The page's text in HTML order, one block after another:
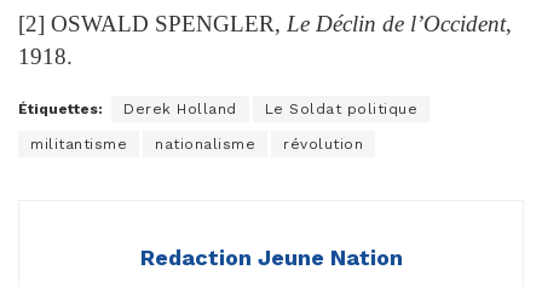
[2] OSWALD SPENGLER, Le Déclin de l’Occident,
1918.
Étiquettes: Derek Holland Le Soldat politique
militantisme nationalisme révolution
Redaction Jeune Nation